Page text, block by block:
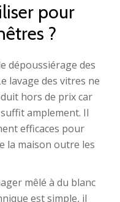
pour
?
dépoussiérage des
lavage des vitres ne
hors de prix car
amplement. Il
efficaces pour
la maison outre les
mêlé à du blanc
est simple, il